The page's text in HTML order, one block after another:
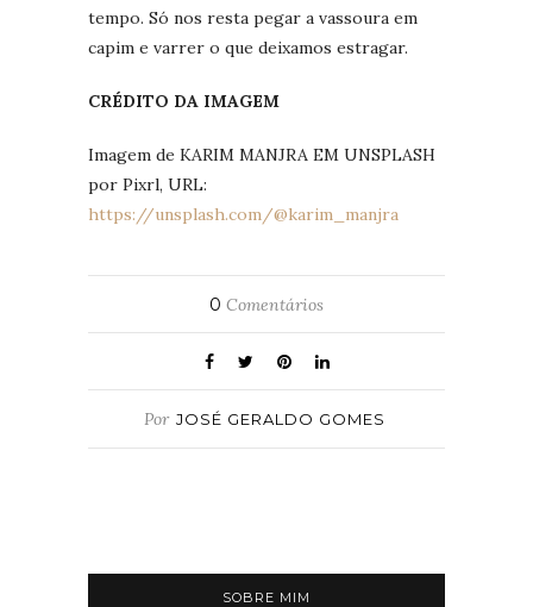
tempo. Só nos resta pegar a vassoura em
capim e varrer o que deixamos estragar.
CRÉDITO DA IMAGEM
Imagem de KARIM MANJRA EM UNSPLASH
por Pixrl, URL:
https://unsplash.com/@karim_manjra
0 Comentários
Por JOSÉ GERALDO GOMES
SOBRE MIM